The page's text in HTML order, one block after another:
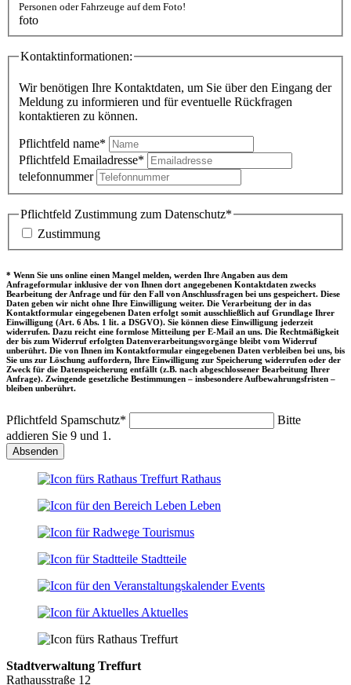
Personen oder Fahrzeuge auf dem Foto!
foto
Kontaktinformationen:
Wir benötigen Ihre Kontaktdaten, um Sie über den Eingang der
Meldung zu informieren und für eventuelle Rückfragen
kontaktieren zu können.
Pflichtfeld name*
Pflichtfeld Emailadresse*
telefonnummer
Pflichtfeld Zustimmung zum Datenschutz*
Zustimmung
* Wenn Sie uns online einen Mangel melden, werden Ihre Angaben aus dem
Anfrageformular inklusive der von Ihnen dort angegebenen Kontaktdaten zwecks
Bearbeitung der Anfrage und für den Fall von Anschlussfragen bei uns gespeichert. Diese
Daten geben wir nicht ohne Ihre Einwilligung weiter. Die Verarbeitung der in das
Kontaktformular eingegebenen Daten erfolgt somit ausschließlich auf Grundlage Ihrer
Einwilligung (Art. 6 Abs. 1 lit. a DSGVO). Sie können diese Einwilligung jederzeit
widerrufen. Dazu reicht eine formlose Mitteilung per E-Mail an uns. Die Rechtmäßigkeit
der bis zum Widerruf erfolgten Datenverarbeitungsvorgänge bleibt vom Widerruf
unberührt. Die von Ihnen im Kontaktformular eingegebenen Daten verbleiben bei uns, bis
Sie uns zur Löschung auffordern, Ihre Einwilligung zur Speicherung widerrufen oder der
Zweck für die Datenspeicherung entfällt (z.B. nach abgeschlossener Bearbeitung Ihrer
Anfrage). Zwingende gesetzliche Bestimmungen – insbesondere Aufbewahrungsfristen –
bleiben unberührt.
Pflichtfeld Spamschutz*
Bitte
addieren Sie 9 und 1.
Absenden
Rathaus
Leben
Tourismus
Stadtteile
Events
Aktuelles
Stadtverwaltung Treffurt
Rathausstraße 12